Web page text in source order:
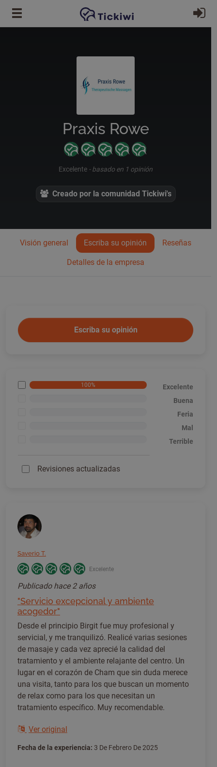
Praxis Rowe
Excelente - basado en 1 opinión
Creado por la comunidad Tickiwi's
Visión general Escriba su opinión Reseñas
Detalles de la empresa
Escriba su opinión
100% Excelente
Buena
Feria
Mal
Terrible
Revisiones actualizadas
Saverio T.
Excelente
Publicado hace 2 años
"Servicio excepcional y ambiente
acogedor"
Desde el principio Birgit fue muy profesional y
servicial, y me tranquilizó. Realicé varias sesiones
de masaje y cada vez aprecié la calidad del
tratamiento y el ambiente relajante del centro. Un
lugar en el corazón de Cham que sin duda merece
una visita, tanto para los que buscan un momento
de relax como para los que necesitan un
tratamiento específico. Muy recomendable.
Ver original
Fecha de la experiencia: 3 De Febrero De 2025